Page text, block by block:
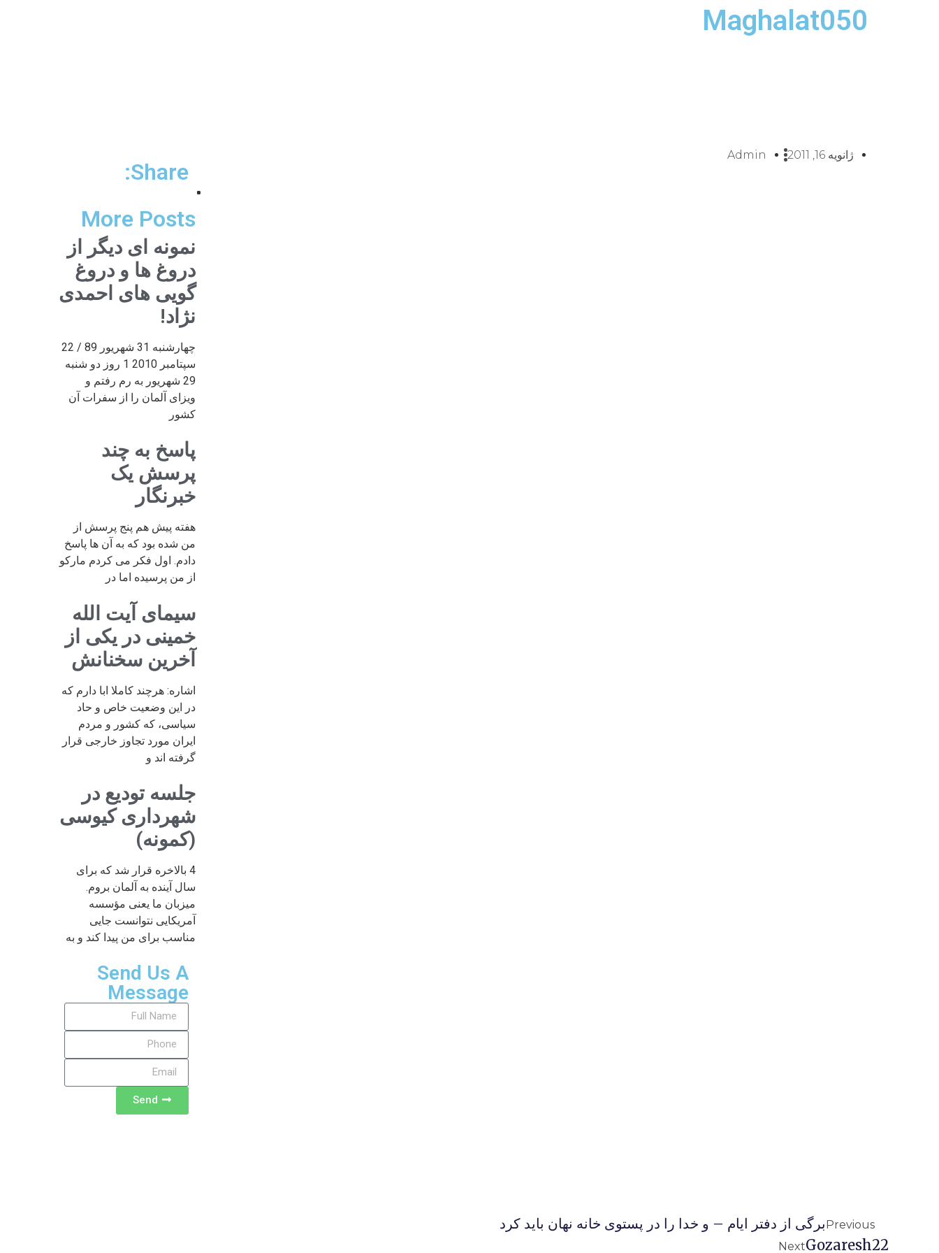
Maghalat050
ژانویه 16, 2011 Admin
Share:
More Posts
نمونه ای دیگر از
دروغ ها و دروغ
گویی های احمدی
نژاد!
چهارشنبه 31 شهریور 89 / 22
سپتامبر 2010 1 روز دو شنبه
29 شهریور به رم رفتم و
ویزای آلمان را از سفرات آن
کشور
پاسخ به چند
پرسش یک
خبرنگار
هفته پیش هم پنج پرسش از
من شده بود که به آن ها پاسخ
دادم. اول فکر می کردم مارکو
از من پرسیده اما در
سیمای آیت الله
خمینی در یکی از
آخرین سخنانش
اشاره: هرچند کاملا ابا دارم که
در این وضعیت خاص و حاد
سیاسی، که کشور و مردم
ایران مورد تجاوز خارجی قرار
گرفته اند و
جلسه تودیع در
شهرداری کیوسی
(کمونه)
4 بالاخره قرار شد که برای
سال آینده به آلمان بروم.
میزبان ما یعنی مؤسسه
آمریکایی نتوانست جایی
مناسب برای من پیدا کند و به
Send Us A
Message
Send
Previousبرگی از دفتر ایام – و خدا را در پستوی خانه نهان باید کرد
NextGozaresh22